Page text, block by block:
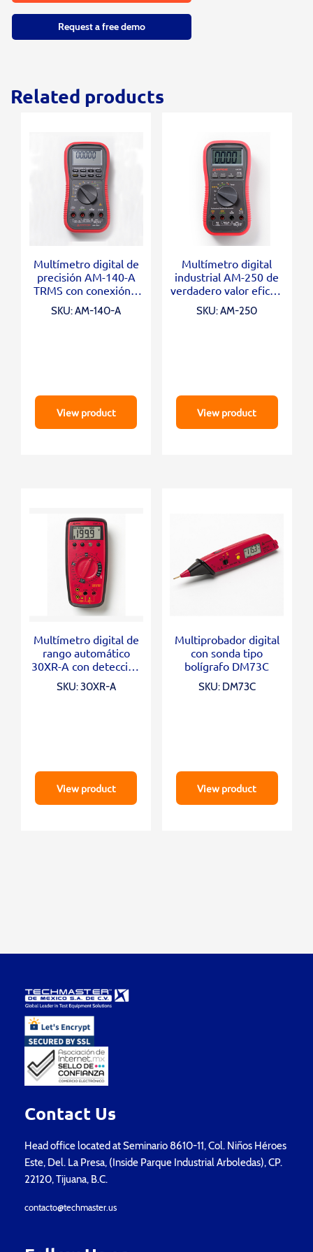
Request a free demo
Related products
Multímetro digital de
precisión AM-140-A
TRMS con conexión a
SKU: AM-140-A
View product
Multímetro digital
industrial AM-250 de
verdadero valor eficaz,
SKU: AM-250
View product
Multímetro digital de
rango automático
30XR-A con detección
VolTect ™
SKU: 30XR-A
View product
Multiprobador digital
con sonda tipo
bolígrafo DM73C
SKU: DM73C
View product
Contact Us
Head office located at Seminario 8610-11, Col. Niños Héroes
Este, Del. La Presa, (Inside Parque Industrial Arboledas), CP.
22120, Tijuana, B.C.
contacto@techmaster.us